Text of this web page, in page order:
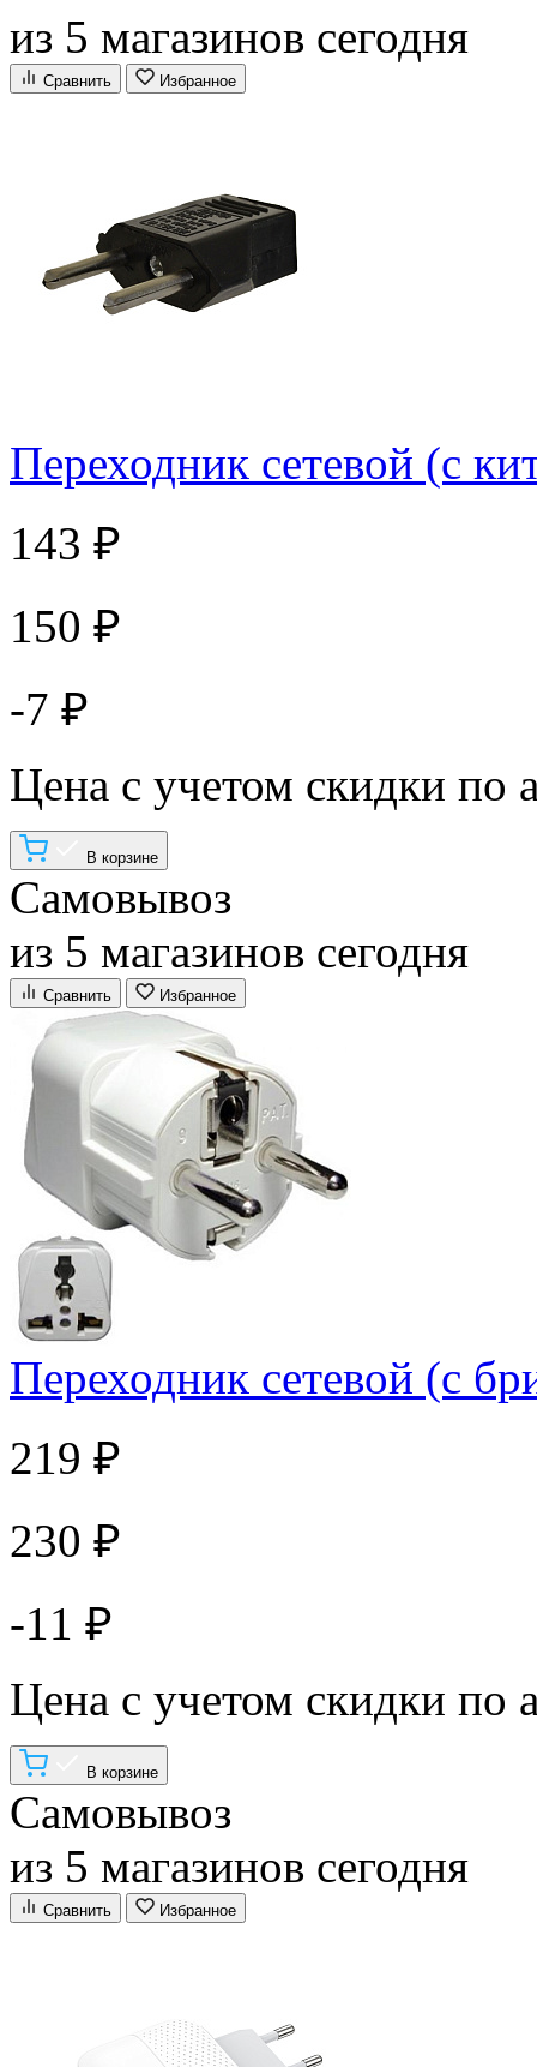
из 5 магазинов сегодня
Сравнить Избранное
Переходник сетевой (с
143 ₽
150 ₽
-7 ₽
Цена с учетом скидки по
В корзине
Самовывоз
из 5 магазинов сегодня
Сравнить Избранное
Переходник сетевой (с
219 ₽
230 ₽
-11 ₽
Цена с учетом скидки по
В корзине
Самовывоз
из 5 магазинов сегодня
Сравнить Избранное